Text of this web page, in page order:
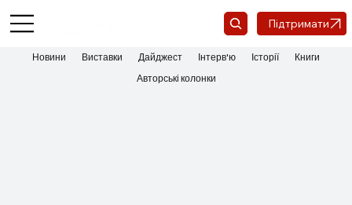
Підтримати
Новини Виставки Дайджест Інтерв'ю Історії
Книги
Авторські колонки